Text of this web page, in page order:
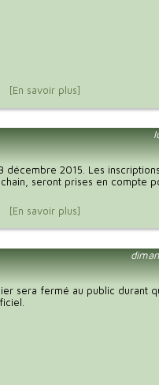
[En savoir plus]
décembre 2015. Les
seront prises en compte
[En savoir plus]
sera fermé au public durant